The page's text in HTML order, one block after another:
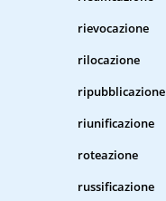
rievocazione
rilocazione
ripubblicazione
riunificazione
roteazione
russificazione